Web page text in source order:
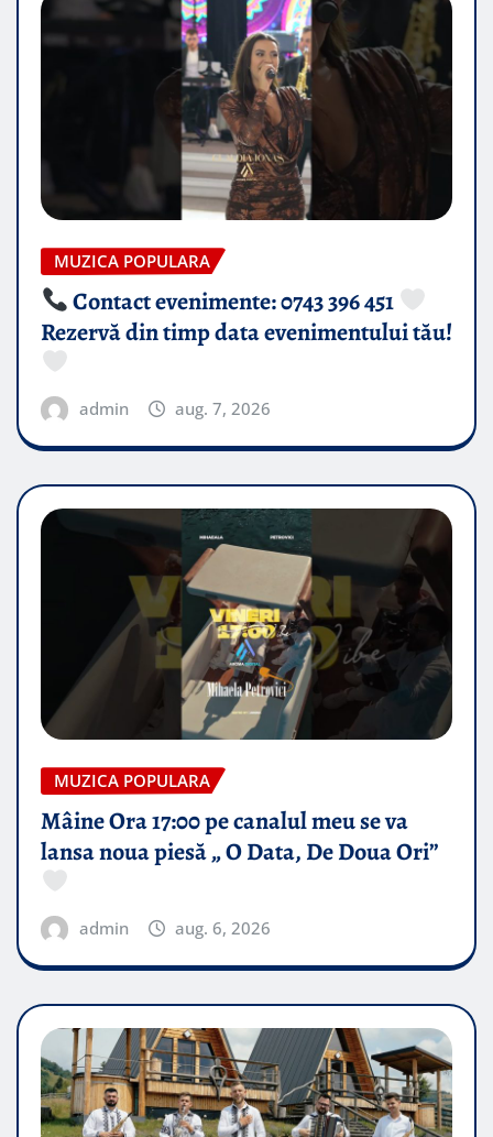
MUZICA POPULARA
Contact evenimente: 0743 396 451
Rezervă din timp data evenimentului tău!
admin aug. 7, 2026
MUZICA POPULARA
Mâine Ora 17:00 pe canalul meu se va
lansa noua piesă „ O Data, De Doua Ori”
admin aug. 6, 2026